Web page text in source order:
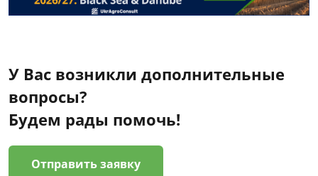
У Вас возникли дополнительные
вопросы?
Будем рады помочь!
Отправить заявку